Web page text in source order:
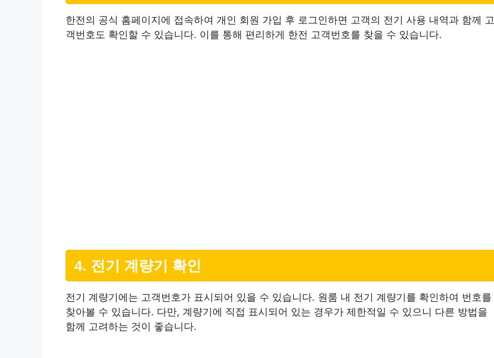
한전의 공식 홈페이지에 접속하여 개인 회원 가입 후 로그인하면 고객의 전기 사용 내역과 함께 고
객번호도 확인할 수 있습니다. 이를 통해 편리하게 한전 고객번호를 찾을 수 있습니다.
4. 전기 계량기 확인
전기 계량기에는 고객번호가 표시되어 있을 수 있습니다. 원룸 내 전기 계량기를 확인하여 번호를
찾아볼 수 있습니다. 다만, 계량기에 직접 표시되어 있는 경우가 제한적일 수 있으니 다른 방법을
함께 고려하는 것이 좋습니다.